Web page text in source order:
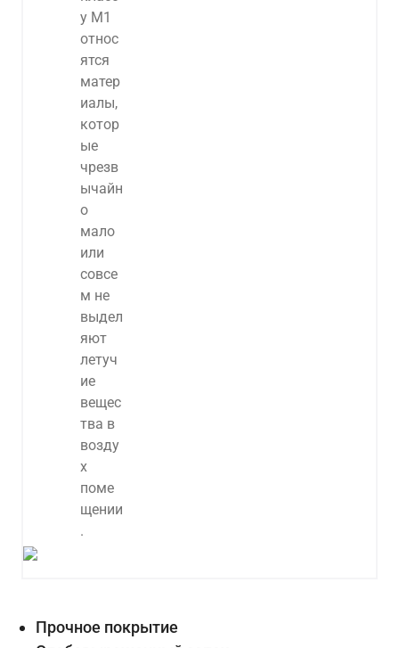
Прочное покрытие